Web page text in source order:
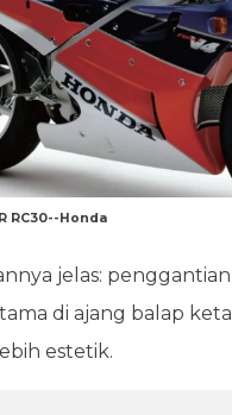
RC30--Honda
jelas:
di ajang balap
estetik.